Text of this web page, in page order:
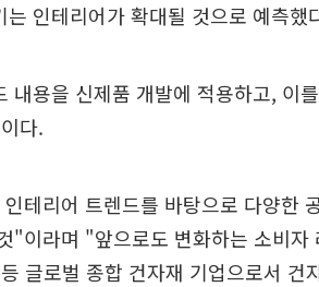
인테리어가 확대될 것으로 예측했
내용을 신제품 개발에 적용하고, 이
다.
테리어 트렌드를 바탕으로 다양한
"이라며 "앞으로도 변화하는 소비자
글로벌 종합 건자재 기업으로서 건